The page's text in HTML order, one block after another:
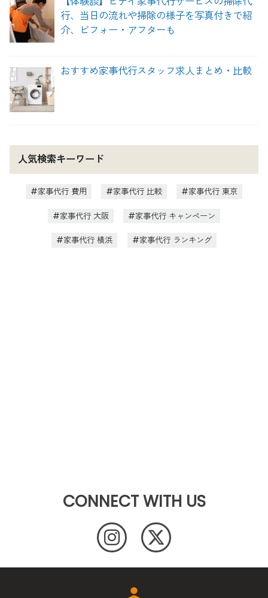
行、当日の流れや掃除の様子を写真付きで紹
介、ビフォー・アフターも
おすすめ家事代行スタッフ求人まとめ・比較
人気検索キーワード
家事代行 費用 家事代行 比較 家事代行 東京
家事代行 大阪 家事代行 キャンペーン
家事代行 横浜 家事代行 ランキング
CONNECT WITH US